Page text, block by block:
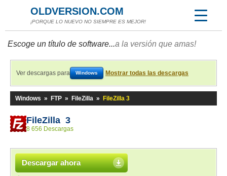
OLDVERSION.COM
¡PORQUE LO NUEVO NO SIEMPRE ES MEJOR!
Escoge un título de software...a la versión que amas!
Ver descargas para Windows Mostrar todas las descargas
Windows » FTP » FileZilla » FileZilla 3
FileZilla 3
8 656 Descargas
Descargar ahora